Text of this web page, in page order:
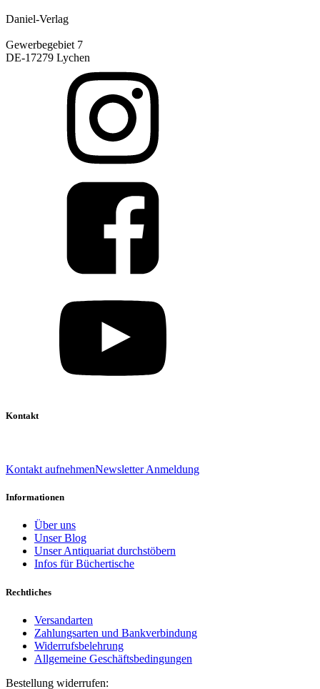
Daniel-Verlag
Gewerbegebiet 7
DE-17279 Lychen
Kontakt
Kontakt aufnehmenNewsletter Anmeldung
Informationen
Über uns
Unser Blog
Unser Antiquariat durchstöbern
Infos für Büchertische
Rechtliches
Versandarten
Zahlungsarten und Bankverbindung
Widerrufsbelehrung
Allgemeine Geschäftsbedingungen
Bestellung widerrufen: